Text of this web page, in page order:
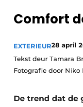
Vacature
Video’s
Comfort
EXTERIEUR28 april
Tekst deur Tamara
Fotografie door Niko
De trend dat de